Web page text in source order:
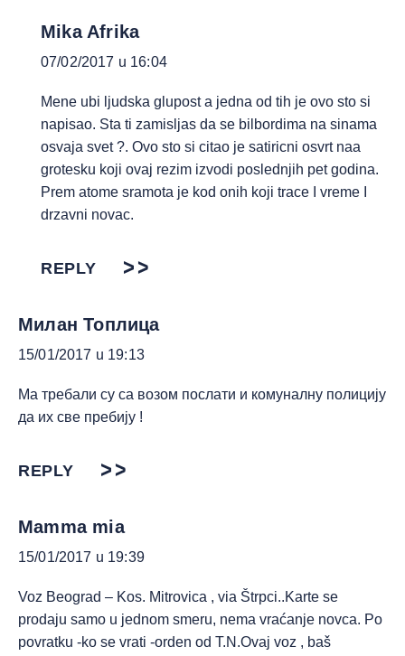
Mika Afrika
07/02/2017 u 16:04
Mene ubi ljudska glupost a jedna od tih je ovo sto si
napisao. Sta ti zamisljas da se bilbordima na sinama
osvaja svet ?. Ovo sto si citao je satiricni osvrt naa
grotesku koji ovaj rezim izvodi poslednjih pet godina.
Prem atome sramota je kod onih koji trace I vreme I
drzavni novac.
REPLY
Милан Топлица
15/01/2017 u 19:13
Ма требали су са возом послати и комуналну полицију
да их све пребију !
REPLY
Mamma mia
15/01/2017 u 19:39
Voz Beograd – Kos. Mitrovica , via Štrpci..Karte se
prodaju samo u jednom smeru, nema vraćanje novca. Po
povratku -ko se vrati -orden od T.N.Ovaj voz , baš